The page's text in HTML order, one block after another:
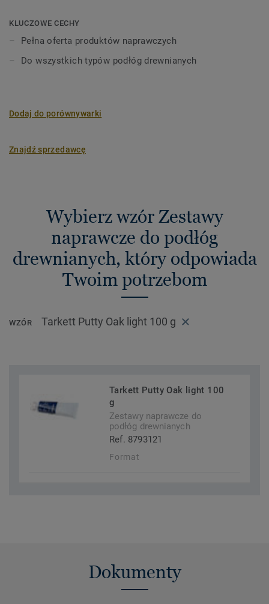
KLUCZOWE CECHY
Pełna oferta produktów naprawczych
Do wszystkich typów podłóg drewnianych
Dodaj do porównywarki
Znajdź sprzedawcę
Wybierz wzór Zestawy
naprawcze do podłóg
drewnianych, który odpowiada
Twoim potrzebom
WZÓR Tarkett Putty Oak light 100 g
Tarkett Putty Oak light 100
g
Zestawy naprawcze do
podłóg drewnianych
Ref. 8793121
Format
Dokumenty